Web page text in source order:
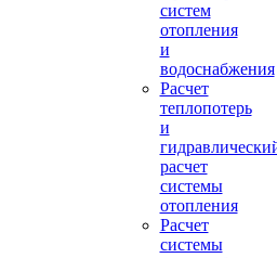
систем
отопления
и
водоснабжения
Расчет
теплопотерь
и
расчет
системы
отопления
Расчет
системы